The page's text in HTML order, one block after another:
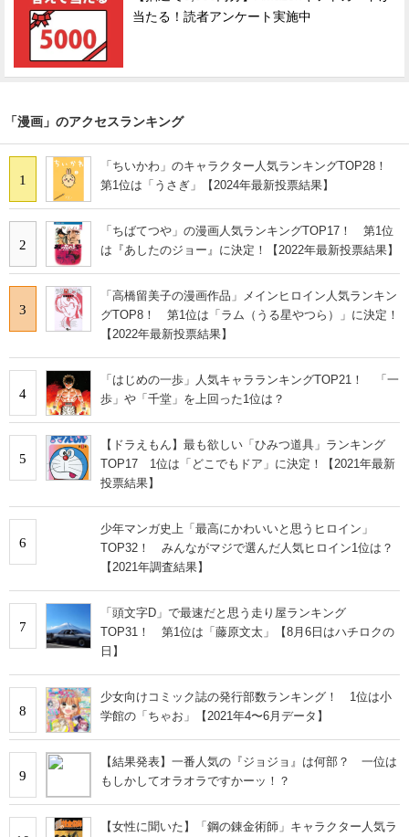
当たる！読者アンケート実施中
「漫画」のアクセスランキング
1
「ちいかわ」のキャラクター人気ランキングTOP28！
第1位は「うさぎ」【2024年最新投票結果】
2
「ちばてつや」の漫画人気ランキングTOP17！ 第1位
は『あしたのジョー』に決定！【2022年最新投票結果】
3
「高橋留美子の漫画作品」メインヒロイン人気ランキン
グTOP8！ 第1位は「ラム（うる星やつら）」に決定！
【2022年最新投票結果】
4
「はじめの一歩」人気キャラランキングTOP21！ 「一
歩」や「千堂」を上回った1位は？
5
【ドラえもん】最も欲しい「ひみつ道具」ランキング
TOP17 1位は「どこでもドア」に決定！【2021年最新
投票結果】
6
少年マンガ史上「最高にかわいいと思うヒロイン」
TOP32！ みんながマジで選んだ人気ヒロイン1位は？
【2021年調査結果】
7
「頭文字D」で最速だと思う走り屋ランキング
TOP31！ 第1位は「藤原文太」【8月6日はハチロクの
日】
8
少女向けコミック誌の発行部数ランキング！ 1位は小
学館の「ちゃお」【2021年4〜6月データ】
9
【結果発表】一番人気の『ジョジョ』は何部？ 一位は
もしかしてオラオラですかーッ！？
【女性に聞いた】「鋼の錬金術師」キャラクター人気ラ